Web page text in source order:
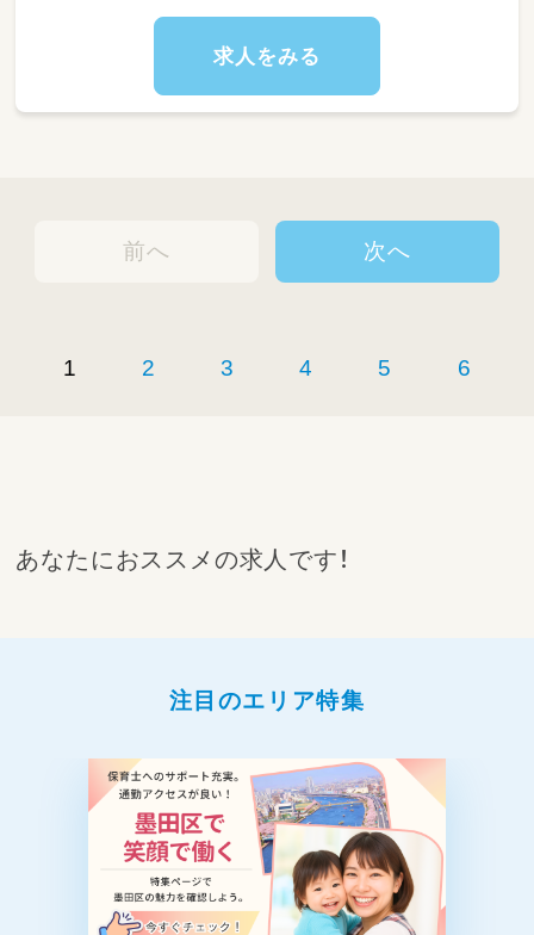
https://keceg.jp/school/hoppa-taishogunnag
求人をみる
前へ
1 2 3 4 5 6
次へ
あなたにおススメの求人です！
注目のエリア特集